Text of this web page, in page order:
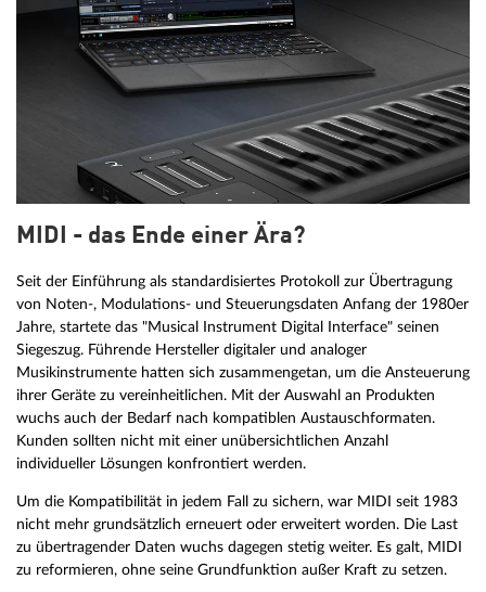
MIDI - das Ende einer Ära?
Seit der Einführung als standardisiertes Protokoll zur Übertragung
von Noten-, Modulations- und Steuerungsdaten Anfang der 1980er
Jahre, startete das "Musical Instrument Digital Interface" seinen
Siegeszug. Führende Hersteller digitaler und analoger
Musikinstrumente hatten sich zusammengetan, um die Ansteuerung
ihrer Geräte zu vereinheitlichen. Mit der Auswahl an Produkten
wuchs auch der Bedarf nach kompatiblen Austauschformaten.
Kunden sollten nicht mit einer unübersichtlichen Anzahl
individueller Lösungen konfrontiert werden.
Um die Kompatibilität in jedem Fall zu sichern, war MIDI seit 1983
nicht mehr grundsätzlich erneuert oder erweitert worden. Die Last
zu übertragender Daten wuchs dagegen stetig weiter. Es galt, MIDI
zu reformieren, ohne seine Grundfunktion außer Kraft zu setzen.